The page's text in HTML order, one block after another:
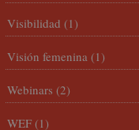
Visibilidad (1)
Visión femenina (1)
Webinars (2)
WEF (1)